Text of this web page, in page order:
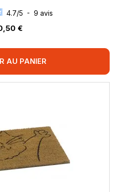
4.7/5 - 9 avis
€
AU PANIER